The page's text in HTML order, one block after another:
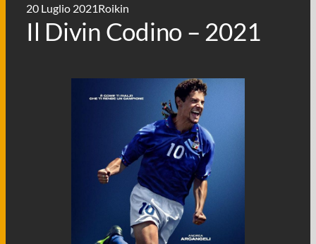
20 Luglio 2021Roikin
Il Divin Codino – 2021